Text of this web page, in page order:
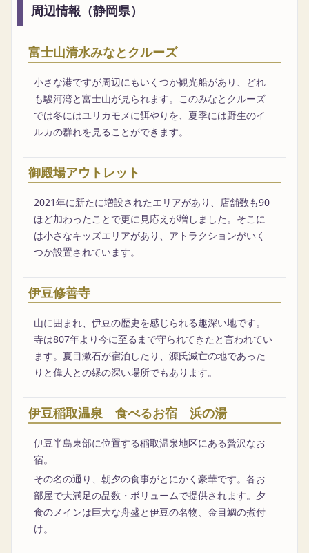
周辺情報（静岡県）
富士山清水みなとクルーズ
小さな港ですが周辺にもいくつか観光船があり、どれ
も駿河湾と富士山が見られます。このみなとクルーズ
では冬にはユリカモメに餌やりを、夏季には野生のイ
ルカの群れを見ることができます。
御殿場アウトレット
2021年に新たに増設されたエリアがあり、店舗数も90
ほど加わったことで更に見応えが増しました。そこに
は小さなキッズエリアがあり、アトラクションがいく
つか設置されています。
伊豆修善寺
山に囲まれ、伊豆の歴史を感じられる趣深い地です。
寺は807年より今に至るまで守られてきたと言われてい
ます。夏目漱石が宿泊したり、源氏滅亡の地であった
りと偉人との縁の深い場所でもあります。
伊豆稲取温泉 食べるお宿 浜の湯
伊豆半島東部に位置する稲取温泉地区にある贅沢なお
宿。
その名の通り、朝夕の食事がとにかく豪華です。各お
部屋で大満足の品数・ボリュームで提供されます。夕
食のメインは巨大な舟盛と伊豆の名物、金目鯛の煮付
け。